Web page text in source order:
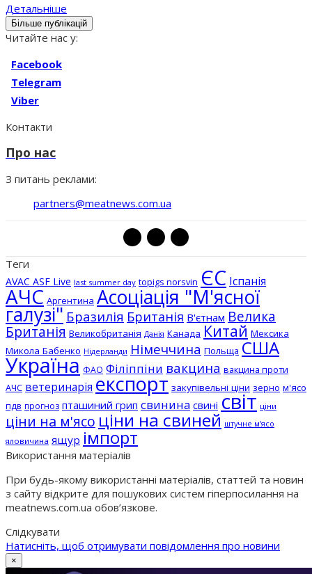
Детальніше
Більше публікацій
Читайте нас у:
Facebook
Telegram
Viber
Контакти
Про нас
З питань реклами:
partners@meatnews.com.ua
Теги
AVAC ASF Live last summer day topigs norsvin ЄС Іспанія
АЧС Аргентина Асоціація "М'ясної
галузі" Бразилія Британія В'єтнам Велика
Британія Великобританія Данія Канада Китай Мексика
Микола Бабенко Нідерланди Німеччина Польща США
Україна ФАО Філіппіни вакцина вакцина проти
АЧС ветеринарія експорт закупівельні ціни зерно м'ясо
пдв прогноз пташиний грип свинина свині світ ціни
ціни на м'ясо ціни на свиней штучне м'ясо
яловичина ящур імпорт
Використання матеріалів
При будь-якому використанні матеріалів, статтей та новин
з сайту відкрите для пошукових систем гіперпосилання на
meatnews.com.ua обов’язкове.
Слідкувати
Натисніть, щоб отримувати повідомлення про новини
×